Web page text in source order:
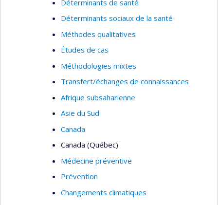
Déterminants de santé
Déterminants sociaux de la santé
Méthodes qualitatives
Études de cas
Méthodologies mixtes
Transfert/échanges de connaissances
Afrique subsaharienne
Asie du Sud
Canada
Canada (Québec)
Médecine préventive
Prévention
Changements climatiques